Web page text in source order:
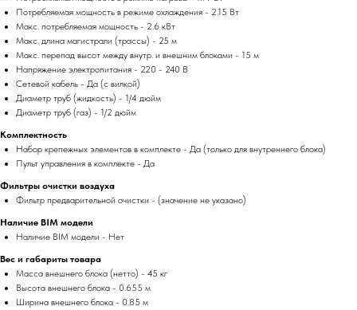
Потребляемая мощность в режиме охлаждения - 2.15 Вт
Макс. потребляемая мощность - 2.6 кВт
Макс. длина магистрали (трассы) - 25 м
Макс. перепад высот между внутр. и внешним блоками - 15 м
Напряжение электропитания - 220 - 240 В
Сетевой кабель - Да (с вилкой)
Диаметр труб (жидкость) - 1/4 дюйм
Диаметр труб (газ) - 1/2 дюйм
Комплектность
Набор крепежных элементов в комплекте - Да (только для внутреннего блока)
Пульт управления в комплекте - Да
Фильтры очистки воздуха
Фильтр предварительной очистки - (значение не указано)
Наличие BIM модели
Наличие BIM модели - Нет
Вес и габариты товара
Масса внешнего блока (нетто) - 45 кг
Высота внешнего блока - 0.655 м
Ширина внешнего блока - 0.85 м